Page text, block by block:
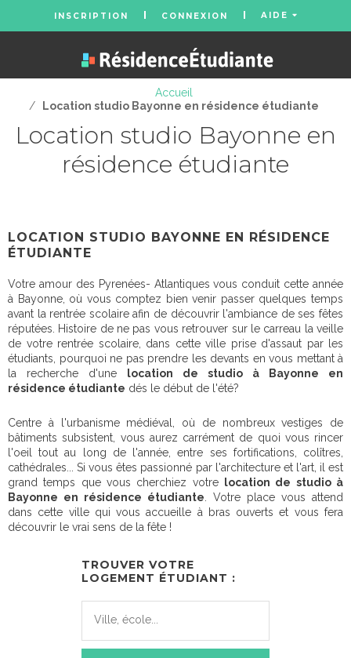
INSCRIPTION CONNEXION AIDE
Accueil
/
Location studio Bayonne en résidence étudiante
Location studio Bayonne en
résidence étudiante
LOCATION STUDIO BAYONNE EN RÉSIDENCE
ÉTUDIANTE
Votre amour des Pyrenées- Atlantiques vous conduit cette année
à Bayonne, où vous comptez bien venir passer quelques temps
avant la rentrée scolaire afin de découvrir l'ambiance de ses fêtes
réputées. Histoire de ne pas vous retrouver sur le carreau la veille
de votre rentrée scolaire, dans cette ville prise d'assaut par les
étudiants, pourquoi ne pas prendre les devants en vous mettant à
la recherche d'une
location de studio à Bayonne en
résidence étudiante dés le début de l'été?
Centre à l'urbanisme médiéval, où de nombreux vestiges de
bâtiments subsistent, vous aurez carrément de quoi vous rincer
l'oeil tout au long de l'année, entre ses fortifications, colîtres,
cathédrales... Si vous êtes passionné par l'architecture et l'art, il est
grand temps que vous cherchiez votre
location de studio à
Bayonne en résidence étudiante . Votre place vous attend
dans cette ville qui vous accueille à bras ouverts et vous fera
découvrir le vrai sens de la fête !
TROUVER VOTRE
LOGEMENT ÉTUDIANT :